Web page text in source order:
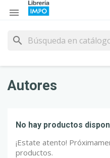

search
No hay productos
¡Estate atento!
productos.